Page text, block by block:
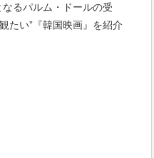
るパルム・ドールの受
たい”『韓国映画』を紹介